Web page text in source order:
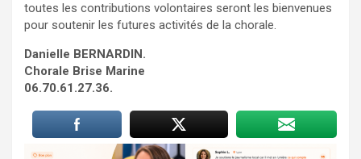
toutes les contributions volontaires seront les bienvenues
pour soutenir les futures activités de la chorale.
Danielle BERNARDIN.
Chorale Brise Marine
06.70.61.27.36.